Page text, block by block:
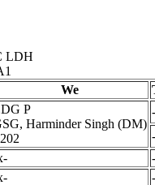
LDH
We
P
Harminder Singh (DM)